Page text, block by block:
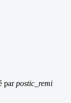
parpostic_remi